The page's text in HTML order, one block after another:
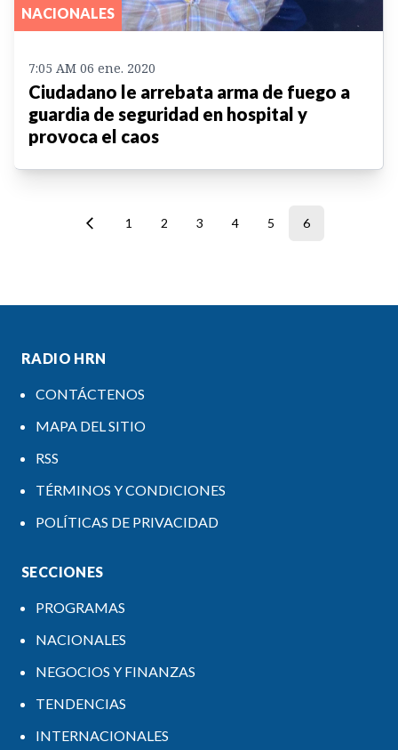
NACIONALES
7:05 AM 06 ene. 2020
Ciudadano le arrebata arma de fuego a
guardia de seguridad en hospital y
provoca el caos
1 2 3 4 5 6
RADIO HRN
CONTÁCTENOS
MAPA DEL SITIO
RSS
TÉRMINOS Y CONDICIONES
POLÍTICAS DE PRIVACIDAD
SECCIONES
PROGRAMAS
NACIONALES
NEGOCIOS Y FINANZAS
TENDENCIAS
INTERNACIONALES